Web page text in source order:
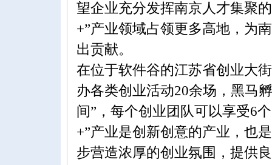
望企业充分发挥南京人才集聚
+”产业领域占领更多高地，为
出贡献。
在位于软件谷的江苏省创业大
办各类创业活动20余场，黑马
间”，每个创业团队可以享受6
+”产业是创新创意的产业，也
步营造浓厚的创业氛围，提供